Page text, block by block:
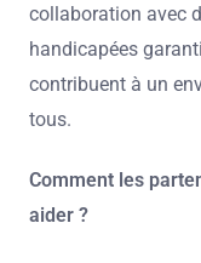
collaboration avec
handicapées
contribuent à un
tous.
Comment les
aider ?